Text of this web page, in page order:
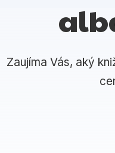
Zaujíma Vás, aký